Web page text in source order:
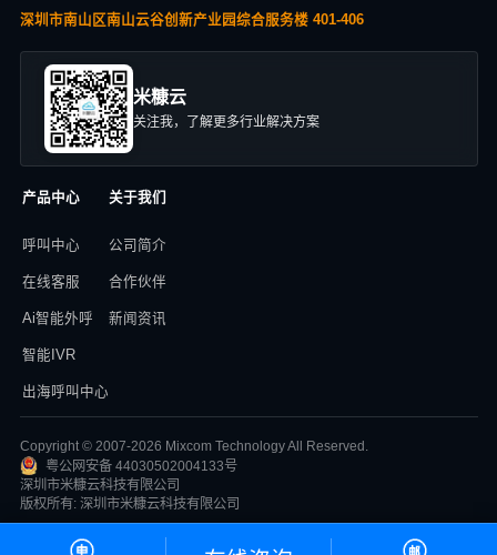
深圳市南山区南山云谷创新产业园综合服务楼 401-406
米糠云
关注我，了解更多行业解决方案
产品中心
呼叫中心
在线客服
Ai智能外呼
智能IVR
出海呼叫中心
关于我们
公司简介
合作伙伴
新闻资讯
Copyright © 2007-2026 Mixcom Technology All Reserved.
粤公网安备 44030502004133号
深圳市米糠云科技有限公司
版权所有: 深圳市米糠云科技有限公司